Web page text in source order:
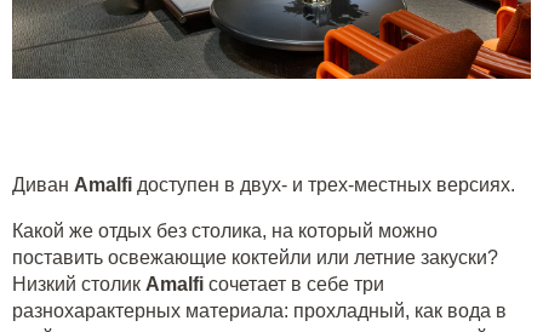
Диван Amalfi доступен в двух- и трех-местных версиях.
Какой же отдых без столика, на который можно
поставить освежающие коктейли или летние закуски?
Низкий столик Amalfi сочетает в себе три
разнохарактерных материала: прохладный, как вода в